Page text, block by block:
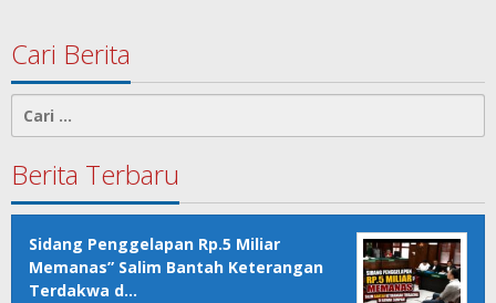
Cari Berita
Cari
Berita Terbaru
Sidang Penggelapan Rp.5 Miliar
Memanas” Salim Bantah Keterangan
Terdakwa d…